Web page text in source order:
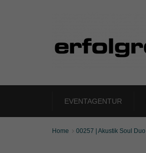
EVENTAGENTUR
Home  00257 | Akustik Soul Duo